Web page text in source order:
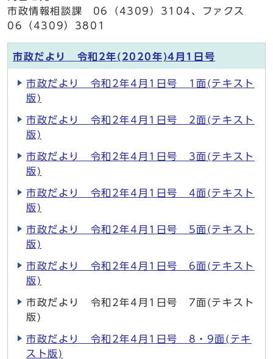
市政情報相談課 06（4309）3104、ファクス
06（4309）3801
市政だより 令和2年(2020年)4月1日号
市政だより 令和2年4月1日号 1面(テキスト
版)
市政だより 令和2年4月1日号 2面(テキスト
版)
市政だより 令和2年4月1日号 3面(テキスト
版)
市政だより 令和2年4月1日号 4面(テキスト
版)
市政だより 令和2年4月1日号 5面(テキスト
版)
市政だより 令和2年4月1日号 6面(テキスト
版)
市政だより 令和2年4月1日号 7面(テキスト
版)
市政だより 令和2年4月1日号 8・9面(テキ
スト版)